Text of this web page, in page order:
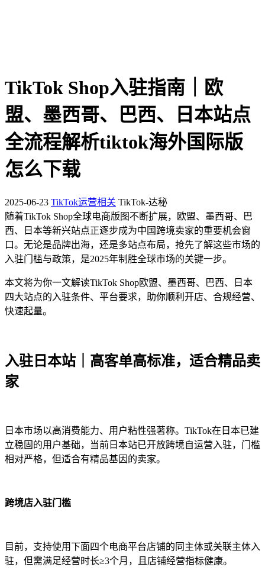
TikTok Shop入驻指南｜欧
盟、墨西哥、巴西、日本站点
全流程解析tiktok海外国际版
怎么下载
2025-06-23 TikTok运营相关 TikTok-达秘
随着TikTok Shop全球电商版图不断扩展，欧盟、墨西哥、巴
西、日本等新兴站点正逐步成为中国跨境卖家的重要机会窗
口。无论是品牌出海，还是多站点布局，抢先了解这些市场的
入驻门槛与政策，是2025年制胜全球市场的关键一步。
本文将为你一文解读TikTok Shop欧盟、墨西哥、巴西、日本
四大站点的入驻条件、平台要求，助你顺利开店、合规经营、
快速起量。
入驻日本站｜高客单高标准，适合精品卖
家
日本市场以高消费能力、用户粘性强著称。TikTok在日本已建
立稳固的用户基础，当前日本站已开放跨境自运营入驻，门槛
相对严格，但适合有精品基因的卖家。
跨境店入驻门槛
目前，支持使用下面四个电商平台店铺的同主体或关联主体入
驻，但需满足经营时长≥3个月，且店铺经营指标健康。